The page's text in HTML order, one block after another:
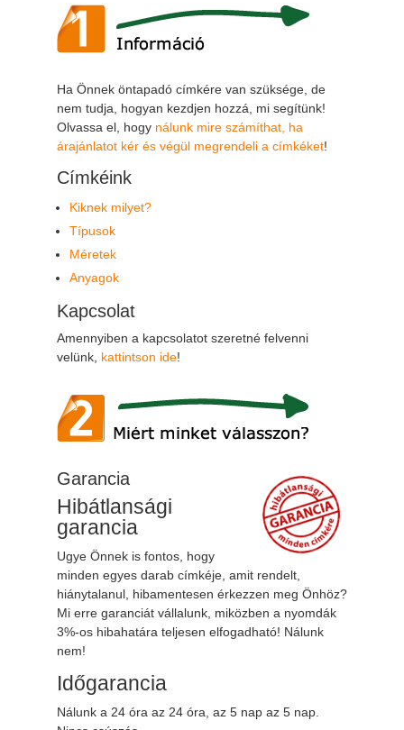
Ha Önnek öntapadó címkére van szüksége, de
nem tudja, hogyan kezdjen hozzá, mi segítünk!
Olvassa el, hogy nálunk mire számíthat, ha
árajánlatot kér és végül megrendeli a címkéket!
Címkéink
Kiknek milyet?
Típusok
Méretek
Anyagok
Kapcsolat
Amennyiben a kapcsolatot szeretné felvenni
velünk, kattintson ide!
Garancia
Hibátlansági
garancia
Ugye Önnek is fontos, hogy
minden egyes darab címkéje, amit rendelt,
hiánytalanul, hibamentesen érkezzen meg Önhöz?
Mi erre garanciát vállalunk, miközben a nyomdák
3%-os hibahatára teljesen elfogadható! Nálunk
nem!
Időgarancia
Nálunk a 24 óra az 24 óra, az 5 nap az 5 nap.